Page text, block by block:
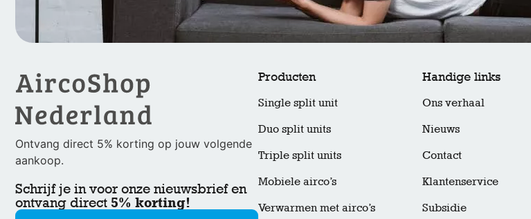
Ontvang direct 5% korting op jouw volgende
aankoop.
Schrijf je in voor onze nieuwsbrief en
ontvang direct 5% korting!
Producten
Single split unit
Duo split units
Triple split units
Mobiele airco’s
Verwarmen met airco’s
Handige links
Ons verhaal
Nieuws
Contact
Klantenservice
Subsidie